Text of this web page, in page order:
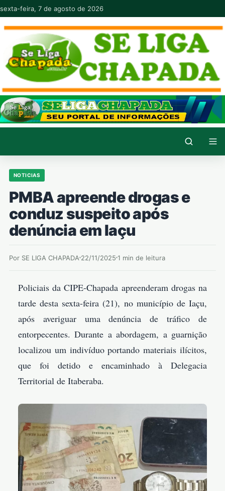
Pular para o conteúdo
sexta-feira, 7 de agosto de 2026
NOTICIAS
PMBA apreende drogas e
conduz suspeito após
denúncia em Iaçu
Por SE LIGA CHAPADA 22/11/2025 1 min de leitura
Policiais da CIPE-Chapada apreenderam drogas na
tarde desta sexta-feira (21), no município de Iaçu,
após averiguar uma denúncia de tráfico de
entorpecentes. Durante a abordagem, a guarnição
localizou um indivíduo portando materiais ilícitos,
que foi detido e encaminhado à Delegacia
Territorial de Itaberaba.